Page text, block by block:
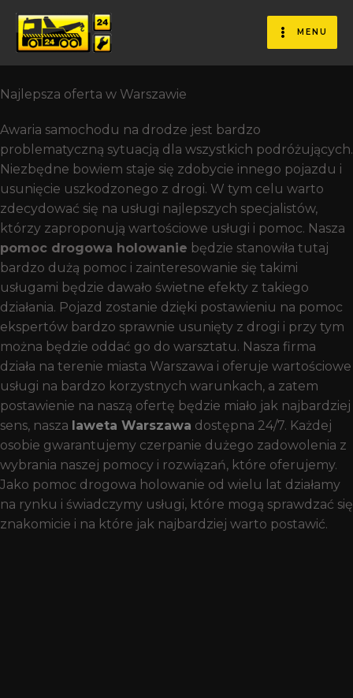
MENU
nasza pomoc drogowa
holowanie przyjedzie w
30 minut
Najlepsza oferta w Warszawie
Awaria samochodu na drodze jest bardzo
problematyczną sytuacją dla wszystkich podróżujących.
Niezbędne bowiem staje się zdobycie innego pojazdu i
usunięcie uszkodzonego z drogi. W tym celu warto
zdecydować się na usługi najlepszych specjalistów,
którzy zaproponują wartościowe usługi i pomoc. Nasza
pomoc drogowa holowanie będzie stanowiła tutaj
bardzo dużą pomoc i zainteresowanie się takimi
usługami będzie dawało świetne efekty z takiego
działania. Pojazd zostanie dzięki postawieniu na pomoc
ekspertów bardzo sprawnie usunięty z drogi i przy tym
można będzie oddać go do warsztatu. Nasza firma
działa na terenie miasta Warszawa i oferuje wartościowe
usługi na bardzo korzystnych warunkach, a zatem
postawienie na naszą ofertę będzie miało jak najbardziej
sens, nasza laweta Warszawa dostępna 24/7. Każdej
osobie gwarantujemy czerpanie dużego zadowolenia z
wybrania naszej pomocy i rozwiązań, które oferujemy.
Jako pomoc drogowa holowanie od wielu lat działamy
na rynku i świadczymy usługi, które mogą sprawdzać się
znakomicie i na które jak najbardziej warto postawić.